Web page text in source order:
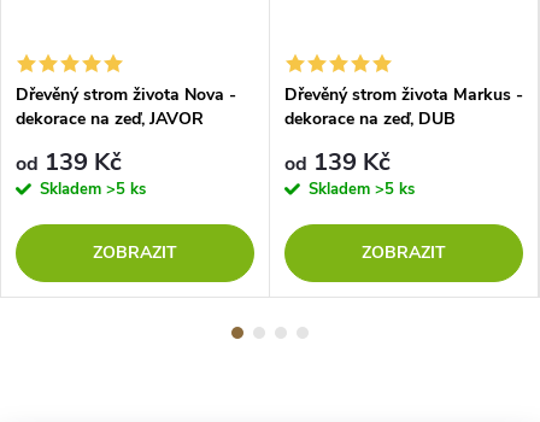
Dřevěný strom života Nova -
dekorace na zeď, JAVOR
od 139 Kč
Skladem >5 ks
ZOBRAZIT
Dřevěný strom života Markus -
dekorace na zeď, DUB
od 139 Kč
Skladem >5 ks
ZOBRAZIT